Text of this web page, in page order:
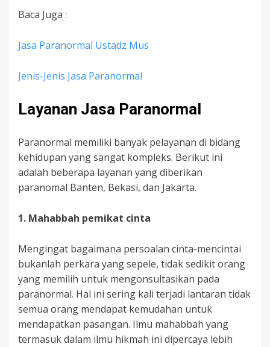
Baca Juga :
Jasa Paranormal Ustadz Mus
Jenis-Jenis Jasa Paranormal
Layanan Jasa Paranormal
Paranormal memiliki banyak pelayanan di bidang
kehidupan yang sangat kompleks. Berikut ini
adalah beberapa layanan yang diberikan
paranomal Banten, Bekasi, dan Jakarta.
1. Mahabbah pemikat cinta
Mengingat bagaimana persoalan cinta-mencintai
bukanlah perkara yang sepele, tidak sedikit orang
yang memilih untuk mengonsultasikan pada
paranormal. Hal ini sering kali terjadi lantaran tidak
semua orang mendapat kemudahan untuk
mendapatkan pasangan. Ilmu mahabbah yang
termasuk dalam ilmu hikmah ini dipercaya lebih